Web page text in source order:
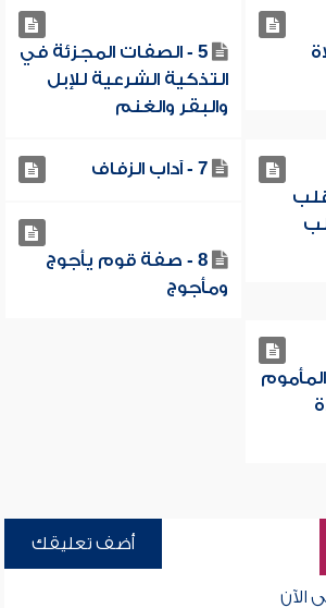
5 - الصفات المجزئة في
التذكية الشرعية للإبل
والبقر والغنم
قلب
7 - آداب الزفاف
8 - صفة قوم يأجوج
ومأجوج
أضف تعليقك
الآن